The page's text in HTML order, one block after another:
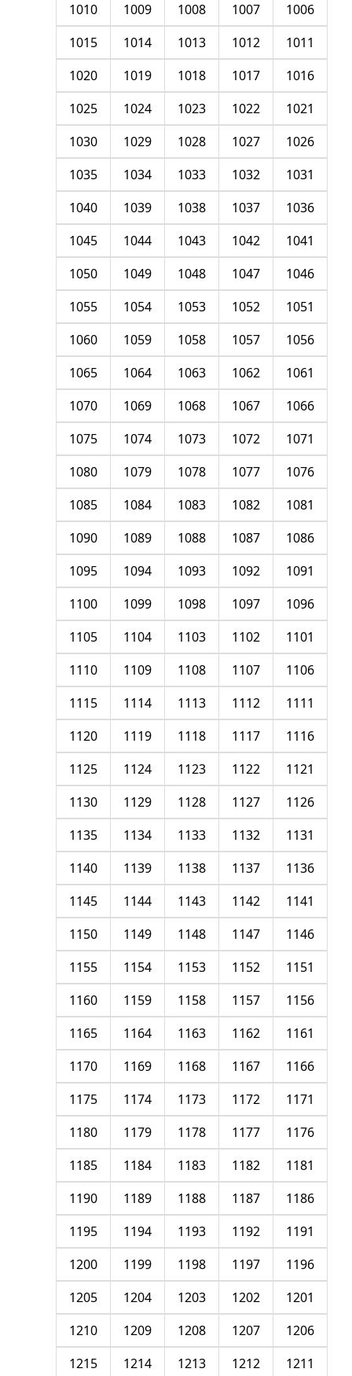
1006
1007
1008
1009
1010
1011
1012
1013
1014
1015
1016
1017
1018
1019
1020
1021
1022
1023
1024
1025
1026
1027
1028
1029
1030
1031
1032
1033
1034
1035
1036
1037
1038
1039
1040
1041
1042
1043
1044
1045
1046
1047
1048
1049
1050
1051
1052
1053
1054
1055
1056
1057
1058
1059
1060
1061
1062
1063
1064
1065
1066
1067
1068
1069
1070
1071
1072
1073
1074
1075
1076
1077
1078
1079
1080
1081
1082
1083
1084
1085
1086
1087
1088
1089
1090
1091
1092
1093
1094
1095
1096
1097
1098
1099
1100
1101
1102
1103
1104
1105
1106
1107
1108
1109
1110
1111
1112
1113
1114
1115
1116
1117
1118
1119
1120
1121
1122
1123
1124
1125
1126
1127
1128
1129
1130
1131
1132
1133
1134
1135
1136
1137
1138
1139
1140
1141
1142
1143
1144
1145
1146
1147
1148
1149
1150
1151
1152
1153
1154
1155
1156
1157
1158
1159
1160
1161
1162
1163
1164
1165
1166
1167
1168
1169
1170
1171
1172
1173
1174
1175
1176
1177
1178
1179
1180
1181
1182
1183
1184
1185
1186
1187
1188
1189
1190
1191
1192
1193
1194
1195
1196
1197
1198
1199
1200
1201
1202
1203
1204
1205
1206
1207
1208
1209
1210
1211
1212
1213
1214
1215